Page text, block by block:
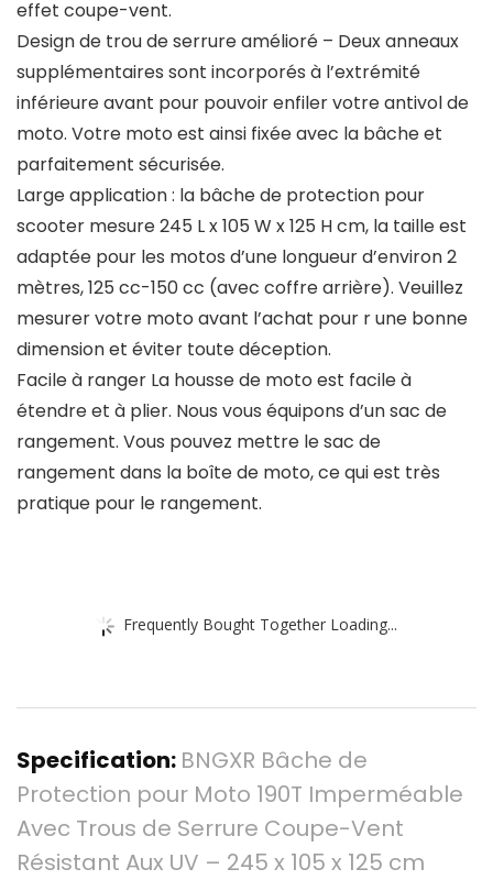
effet coupe-vent.
Design de trou de serrure amélioré – Deux anneaux
supplémentaires sont incorporés à l’extrémité
inférieure avant pour pouvoir enfiler votre antivol de
moto. Votre moto est ainsi fixée avec la bâche et
parfaitement sécurisée.
Large application : la bâche de protection pour
scooter mesure 245 L x 105 W x 125 H cm, la taille est
adaptée pour les motos d’une longueur d’environ 2
mètres, 125 cc-150 cc (avec coffre arrière). Veuillez
mesurer votre moto avant l’achat pour r une bonne
dimension et éviter toute déception.
Facile à ranger La housse de moto est facile à
étendre et à plier. Nous vous équipons d’un sac de
rangement. Vous pouvez mettre le sac de
rangement dans la boîte de moto, ce qui est très
pratique pour le rangement.
Frequently Bought Together Loading...
Specification: BNGXR Bâche de
Protection pour Moto 190T Imperméable
Avec Trous de Serrure Coupe-Vent
Résistant Aux UV – 245 x 105 x 125 cm